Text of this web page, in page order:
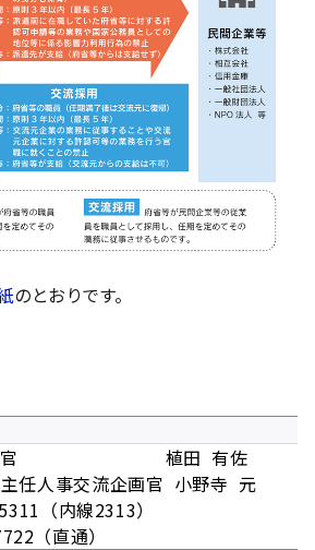
のとおりです。
企画官 植田 有佐
交流企画官 小野寺 元
（内線2313）
（直通）